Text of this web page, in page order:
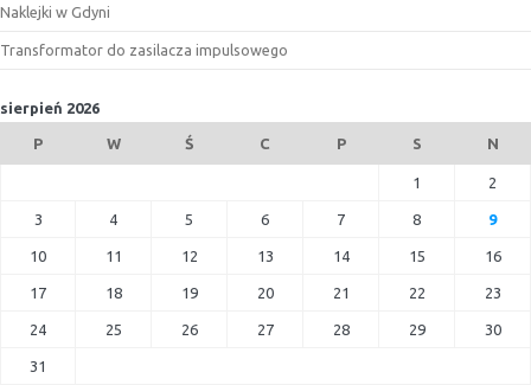
Naklejki w Gdyni
Transformator do zasilacza impulsowego
sierpień 2026
P W Ś C P S N
1 2
3 4 5 6 7 8 9
10 11 12 13 14 15 16
17 18 19 20 21 22 23
24 25 26 27 28 29 30
31